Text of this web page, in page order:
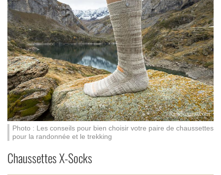
Photo : Les conseils pour bien choisir votre paire de chaussettes
pour la randonnée et le trekking
Chaussettes X-Socks